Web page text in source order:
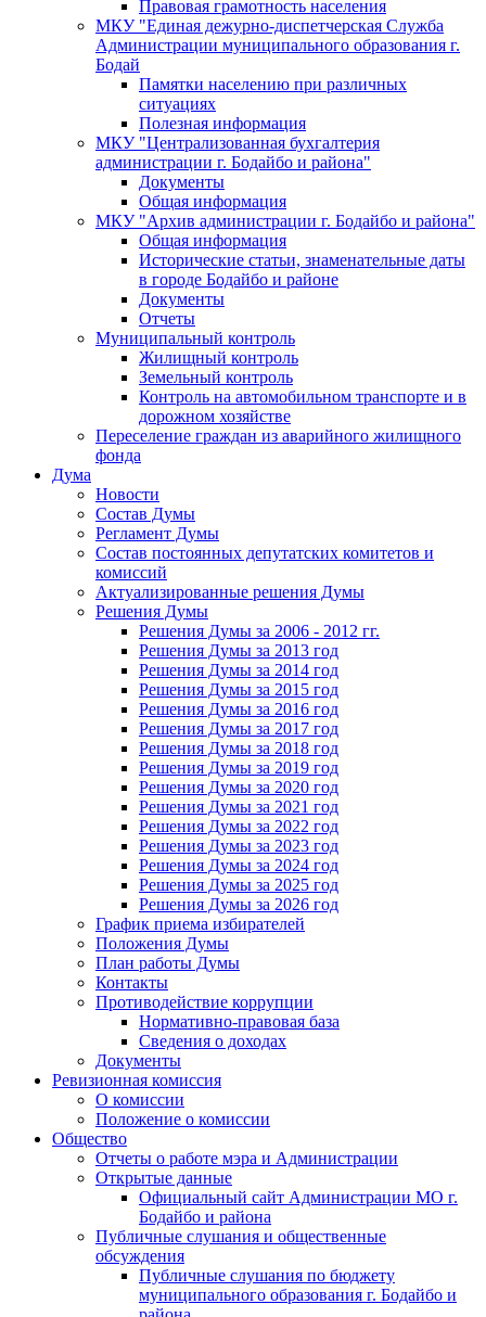
Правовая грамотность населения
МКУ "Единая дежурно-диспетчерская Служба
Администрации муниципального образования г.
Бодай
Памятки населению при различных
ситуациях
Полезная информация
МКУ "Централизованная бухгалтерия
администрации г. Бодайбо и района"
Документы
Общая информация
МКУ "Архив администрации г. Бодайбо и района"
Общая информация
Исторические статьи, знаменательные даты
в городе Бодайбо и районе
Документы
Отчеты
Муниципальный контроль
Жилищный контроль
Земельный контроль
Контроль на автомобильном транспорте и в
дорожном хозяйстве
Переселение граждан из аварийного жилищного
фонда
Дума
Новости
Состав Думы
Регламент Думы
Состав постоянных депутатских комитетов и
комиссий
Актуализированные решения Думы
Решения Думы
Решения Думы за 2006 - 2012 гг.
Решения Думы за 2013 год
Решения Думы за 2014 год
Решения Думы за 2015 год
Решения Думы за 2016 год
Решения Думы за 2017 год
Решения Думы за 2018 год
Решения Думы за 2019 год
Решения Думы за 2020 год
Решения Думы за 2021 год
Решения Думы за 2022 год
Решения Думы за 2023 год
Решения Думы за 2024 год
Решения Думы за 2025 год
Решения Думы за 2026 год
График приема избирателей
Положения Думы
План работы Думы
Контакты
Противодействие коррупции
Нормативно-правовая база
Сведения о доходах
Документы
Ревизионная комиссия
О комиссии
Положение о комиссии
Общество
Отчеты о работе мэра и Администрации
Открытые данные
Официальный сайт Администрации МО г.
Бодайбо и района
Публичные слушания и общественные
обсуждения
Публичные слушания по бюджету
муниципального образования г. Бодайбо и